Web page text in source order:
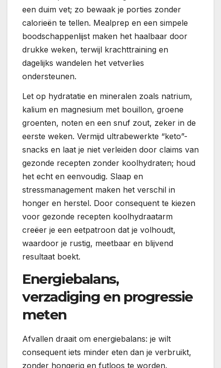
een duim vet; zo bewaak je porties zonder
calorieën te tellen. Mealprep en een simpele
boodschappenlijst maken het haalbaar door
drukke weken, terwijl krachttraining en
dagelijks wandelen het vetverlies
ondersteunen.
Let op hydratatie en mineralen zoals natrium,
kalium en magnesium met bouillon, groene
groenten, noten en een snuf zout, zeker in de
eerste weken. Vermijd ultrabewerkte “keto”-
snacks en laat je niet verleiden door claims van
gezonde recepten zonder koolhydraten; houd
het echt en eenvoudig. Slaap en
stressmanagement maken het verschil in
honger en herstel. Door consequent te kiezen
voor gezonde recepten koolhydraatarm
creëer je een eetpatroon dat je volhoudt,
waardoor je rustig, meetbaar en blijvend
resultaat boekt.
Energiebalans,
verzadiging en progressie
meten
Afvallen draait om energiebalans: je wilt
consequent iets minder eten dan je verbruikt,
zonder hongerig en futloos te worden.